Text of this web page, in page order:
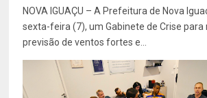
NOVA IGUAÇU – A Prefeitura de Nova
sexta-feira (7), um Gabinete de Crise
previsão de ventos fortes e...